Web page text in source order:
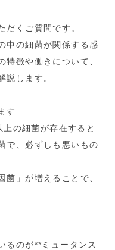
だくご質問です。
中の細菌が関係する感
特徴や働きについて、
説します。
す
の細菌が存在すると
で、必ずしも悪いもの
菌」が増えることで、
るのが**ミュータンス